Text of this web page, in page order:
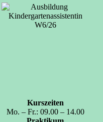
Kurszeiten
Mo. – Fr.: 09.00 – 14.00